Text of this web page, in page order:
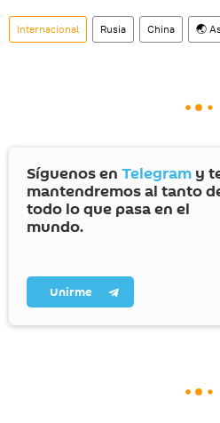
Internacional Rusia China 🌏
Síguenos en Telegram y
mantendremos al tanto
todo lo que pasa en el
mundo.
Unirme